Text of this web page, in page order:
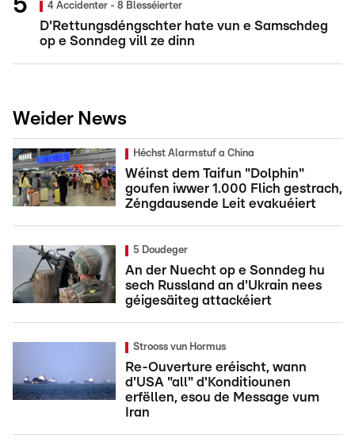
4 Accidenter - 8 Blesséierter
D'Rettungsdéngschter hate vun e Samschdeg
op e Sonndeg vill ze dinn
Weider News
Héchst Alarmstuf a China
Wéinst dem Taifun "Dolphin"
goufen iwwer 1.000 Flich gestrach,
Zéngdausende Leit evakuéiert
5 Doudeger
An der Nuecht op e Sonndeg hu
sech Russland an d'Ukrain nees
géigesäiteg attackéiert
Strooss vun Hormus
Re-Ouverture eréischt, wann
d'USA "all" d'Konditiounen
erfëllen, esou de Message vum
Iran